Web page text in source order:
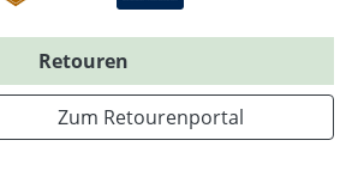
Retouren
Zum Retourenportal